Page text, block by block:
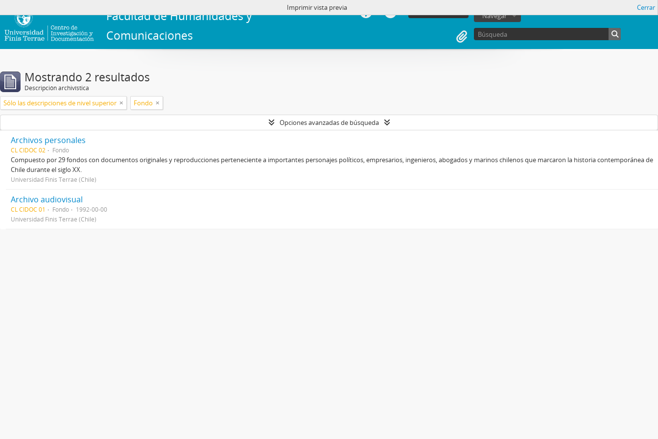
Facultad de Humanidades y
Comunicaciones
Navegar
Imprimir vista previa Cerrar
Mostrando 2 resultados
Descripción archivística
Sólo las descripciones de nivel superior Fondo
Opciones avanzadas de búsqueda
Archivos personales
CL CIDOC 02 Fondo
Compuesto por 29 fondos con documentos originales y reproducciones perteneciente a importantes personajes políticos, empresarios, ingenieros, abogados y marinos chilenos que marcaron la historia contemporánea de
Chile durante el siglo XX.
Universidad Finis Terrae (Chile)
Archivo audiovisual
CL CIDOC 01 Fondo
1992-00-00
Universidad Finis Terrae (Chile)